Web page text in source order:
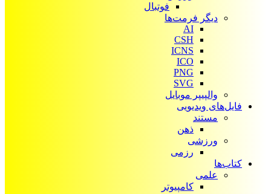
فوتبال
دیگر فرمت‌ها
AI
CSH
ICNS
ICO
PNG
SVG
والپیپر موبایل
فایل‌های ویدیویی
مستند
ذهن
ورزشی
رزمی
کتاب‌ها
علمی
کامپیوتر